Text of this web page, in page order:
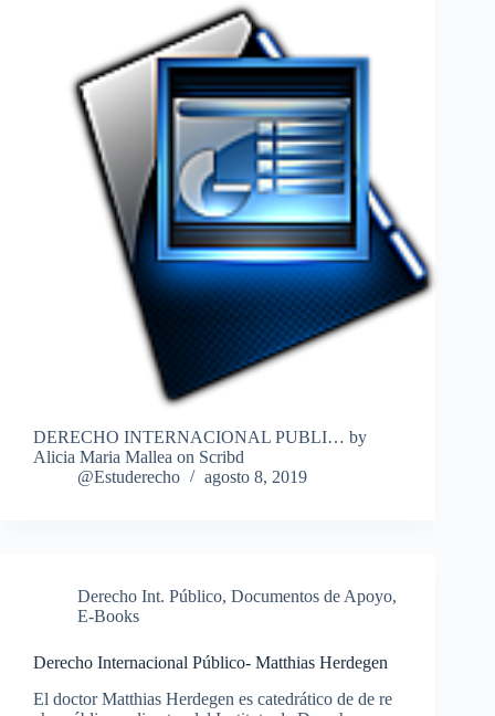
DERECHO INTERNACIONAL PUBLI… by
Alicia Maria Mallea on Scribd
@Estuderecho
agosto 8, 2019
Derecho Int. Público, Documentos de Apoyo,
E-Books
Derecho Internacional Público- Matthias Herdegen
El doctor Matthias Herdegen es catedrático de de re